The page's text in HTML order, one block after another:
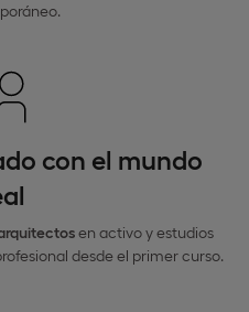
con el mundo
en activo y estudios
desde el primer curso.